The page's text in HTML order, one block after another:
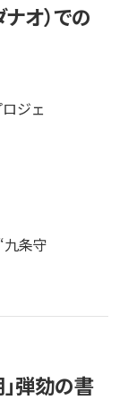
ナオ）での
ジェ
九条守
」弾劾の書